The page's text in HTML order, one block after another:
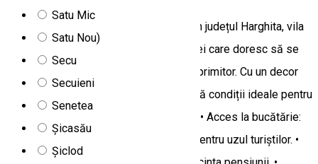
Satu Mic
Satu Nou)
Secu
Secuieni
Senetea
Șicasău
Șiclod
Situată în pitoreasca zonă Lacu Roșu, în județul Harghita, vila
Rustic este alegerea perfectă pentru cei care doresc să se
relaxeze într-un cadru natural, liniștit și primitor. Cu un decor
rustic și o atmosferă familială, vila oferă condiții ideale pentru
o vacanță relaxantă. Facilități generale: • Acces la bucătărie:
Bucătărie complet utilată, disponibilă pentru uzul turiștilor. •